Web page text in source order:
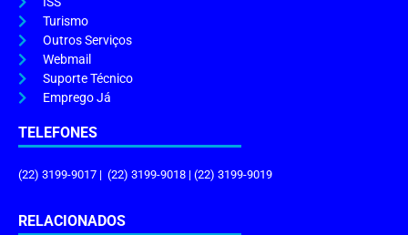
Turismo
Outros Serviços
Webmail
Suporte Técnico
Emprego Já
TELEFONES
(22) 3199-9017 | (22) 3199-9018 | (22) 3199-9019
RELACIONADOS